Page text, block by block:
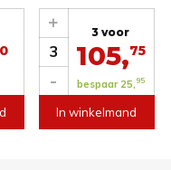
3
-
+ 3 voor
105,75
bespaar 25, 95
In winkelmand